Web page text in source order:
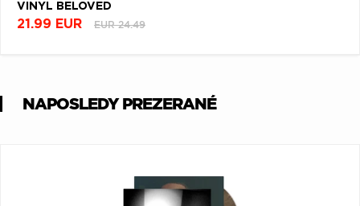
VINYL BELOVED
21.99 EUR EUR 24.49
NAPOSLEDY PREZERANÉ